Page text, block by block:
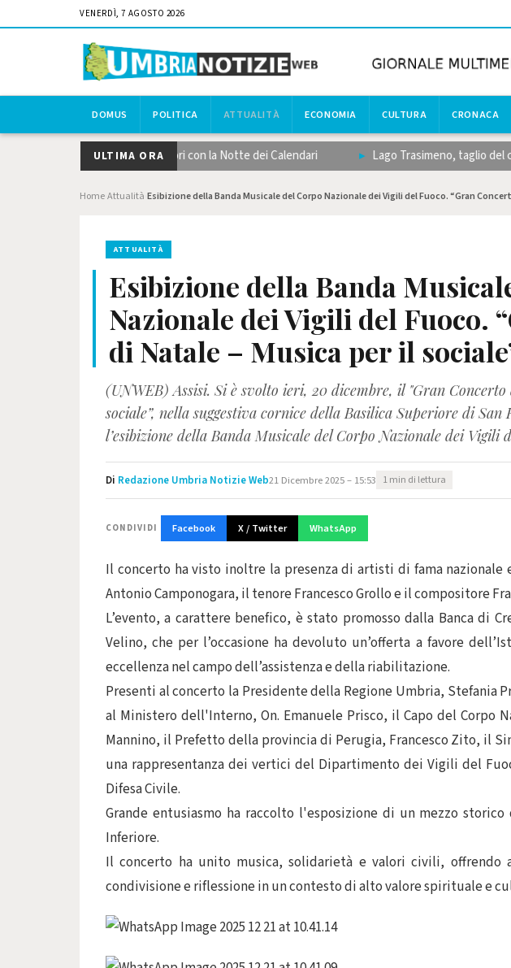
VENERDÌ, 7 AGOSTO 2026
DOMUS POLITICA ATTUALITÀ ECONOMIA CULTURA CRONACA
ULTIMA ORA
umbro scalda i motori con la Notte dei Calendari Lago Trasimeno, taglio del
HomeAttualità Esibizione della Banda Musicale del Corpo Nazionale dei Vigili del Fuoco. “Gran
ATTUALITÀ
Esibizione della Banda
Nazionale dei Vigili del Fuoco.
di Natale – Musica per il
(UNWEB) Assisi. Si è svolto ieri, 20 dicembre, il "Gran
sociale”, nella suggestiva cornice della Basilica Superiore di San
l’esibizione della Banda Musicale del Corpo Nazionale dei Vigili
Di Redazione Umbria Notizie Web21 Dicembre 2025 – 15:53 1 min di lettura
CONDIVIDI Facebook X / Twitter WhatsApp
Il concerto ha visto inoltre la presenza di artisti di fama
Antonio Camponogara, il tenore Francesco Grollo e il compositore
L’evento, a carattere benefico, è stato promosso dalla Banca di
Velino, che per l’occasione ha devoluto un’offerta a favore
eccellenza nel campo dell’assistenza e della riabilitazione.
Presenti al concerto la Presidente della Regione Umbria,
al Ministero dell'Interno, On. Emanuele Prisco, il Capo del Corpo
Mannino, il Prefetto della provincia di Perugia, Francesco Zito, il
una rappresentanza dei vertici del Dipartimento dei Vigili del
Difesa Civile.
Grande entusiasmo ha raccolto l'esposizione di un mezzo
Inferiore.
Il concerto ha unito musica, solidarietà e valori civili, offrendo
condivisione e riflessione in un contesto di alto valore spirituale e